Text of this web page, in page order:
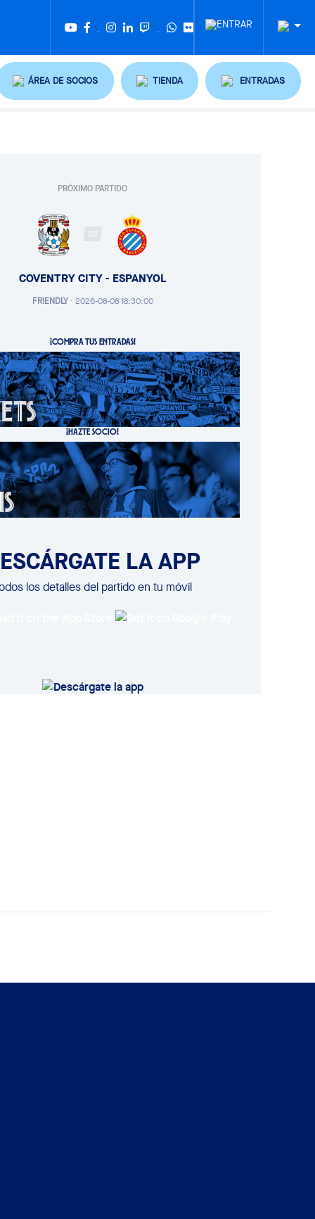
ÁREA DE SOCIOS TIENDA ENTRADAS
PRÓXIMO PARTIDO
VS
COVENTRY CITY - ESPANYOL
FRIENDLY· 2026-08-08 18:30:00
¡COMPRA TUS ENTRADAS!
¡HAZTE SOCIO!
LA APP
los detalles del partido en tu móvil